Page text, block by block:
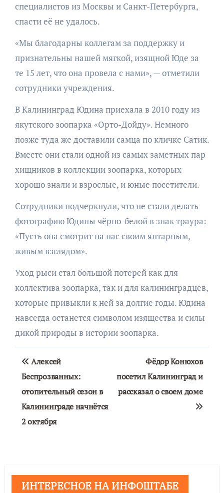
специалистов из Москвы и Санкт-Петербурга,
спасти её не удалось.
«Мы благодарны коллегам за поддержку и
признательны нашей мягкой, изящной Юде за
те 15 лет, что она провела с нами», — отметили
сотрудники учреждения.
В Калининград Юдина приехала в 2010 году из
якутского зоопарка «Орто-Дойду». Немного
позже туда же доставили самца по кличке Сатик.
Вместе они стали одной из самых заметных пар
хищников в коллекции зоопарка, которых
хорошо знали и взрослые, и юные посетители.
Сотрудники подчеркнули, что не стали делать
фотографию Юдины чёрно-белой в знак траура:
«Пусть она смотрит на нас своим янтарным,
живым взглядом».
Уход рыси стал большой потерей как для
коллектива зоопарка, так и для калининградцев,
которые привыкли к ней за долгие годы. Юдина
навсегда останется символом изящества и силы
дикой природы в истории зоопарка.
Навигация
по
записям
Алексей
Беспрозванных:
отопительный сезон в
Калининграде начнётся
2 октября
Фёдор Конюхов
посетил Калининград и
рассказал о своем доме
ИНТЕРЕСНОЕ НА ИНФОШТАБЕ